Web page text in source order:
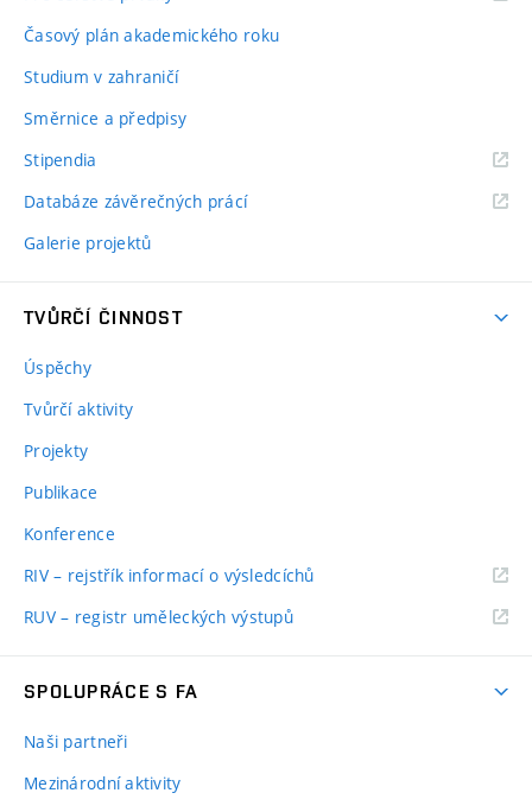
Časový plán akademického roku
Studium v zahraničí
Směrnice a předpisy
Stipendia
Databáze závěrečných prácí
Galerie projektů
TVŮRČÍ ČINNOST
Úspěchy
Tvůrčí aktivity
Projekty
Publikace
Konference
RIV – rejstřík informací o výsledcíchů
RUV – registr uměleckých výstupů
SPOLUPRÁCE S FA
Naši partneři
Mezinárodní aktivity